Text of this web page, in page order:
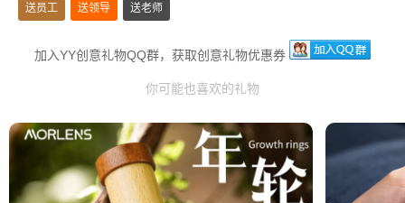
送员工 送领导 送老师
加入YY创意礼物QQ群，获取创意礼物优惠券
你可能也喜欢的礼物